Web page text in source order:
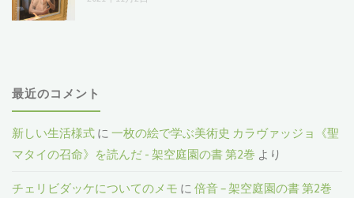
最近のコメント
新しい生活様式 に一枚の絵で学ぶ美術史 カラヴァッジョ《聖
マタイの召命》を読んだ - 架空庭園の書 第2巻 より
チェリビダッケについてのメモ に倍音 – 架空庭園の書 第2巻